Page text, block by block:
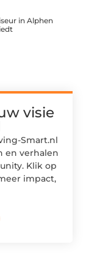
in Alphen
visie
Smart.nl
en verhalen
Klik op
impact,